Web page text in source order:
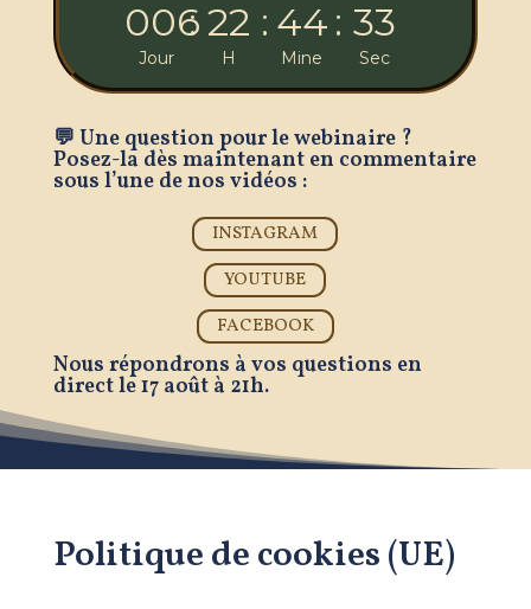
006
Jour
: 22
H
: 44
Mine
: 32
Sec
💬 Une question pour le webinaire ?
Posez-la dès maintenant en commentaire
sous l’une de nos vidéos :
INSTAGRAM
YOUTUBE
FACEBOOK
Nous répondrons à vos questions en
direct le 17 août à 21h.
Politique de cookies (UE)